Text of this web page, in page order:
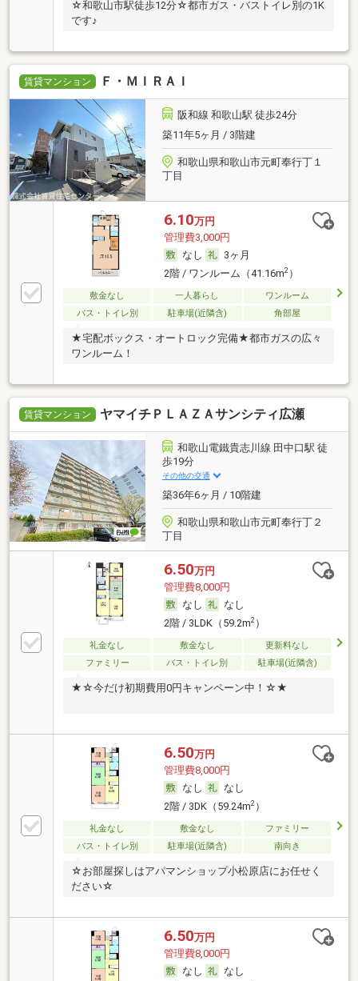
☆和歌山市駅徒歩12分☆都市ガス・バストイレ別の1K
です♪
賃貸マンション Ｆ・ＭＩＲＡＩ
阪和線 和歌山駅 徒歩24分
築11年5ヶ月 / 3階建
和歌山県和歌山市元町奉行丁１
丁目
6.10万円
管理費3,000円
なし
3ヶ月
2階 / ワンルーム（41.16m2）
敷金なし 一人暮らし
ワンルーム
バス・トイレ別
駐車場(近隣含) 角部屋
★宅配ボックス・オートロック完備★都市ガスの広々
ワンルーム！
賃貸マンション ヤマイチＰＬＡＺＡサンシティ広瀬
和歌山電鐵貴志川線 田中口駅 徒
歩19分
その他の交通
築36年6ヶ月 / 10階建
和歌山県和歌山市元町奉行丁２
丁目
6.50万円
管理費8,000円
なし
なし
2階 / 3LDK（59.2m2）
礼金なし 敷金なし
更新料なし
ファミリー
バス・トイレ別 駐車場(近隣含)
★☆今だけ初期費用0円キャンペーン中！☆★
6.50万円
管理費8,000円
なし
なし
2階 / 3DK（59.24m2）
礼金なし 敷金なし
ファミリー
バス・トイレ別
駐車場(近隣含) 南向き
☆お部屋探しはアパマンショップ小松原店にお任せく
ださい☆
6.50万円
管理費8,000円
なし
なし